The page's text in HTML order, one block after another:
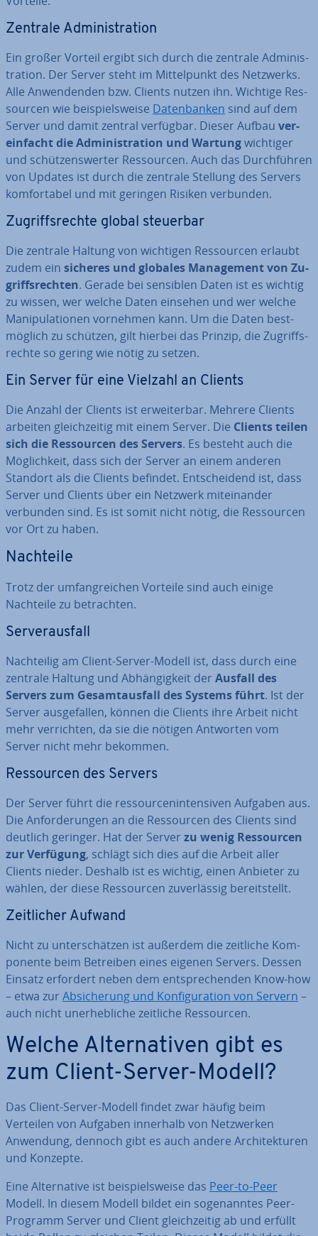
Zentrale Ad­mi­nis­tra­ti­on
Ein großer Vorteil ergibt sich durch die zentrale Ad­mi­nis­
tra­ti­on. Der Server steht im Mit­tel­punkt des Netzwerks.
Alle An­wen­den­den bzw. Clients nutzen ihn. Wichtige Res­
sour­cen wie bei­spiels­wei­se Da­ten­ban­ken sind auf dem
Server und damit zentral verfügbar. Dieser Aufbau ver­
ein­facht die Ad­mi­nis­tra­ti­on und Wartungwichtiger
und schüt­zens­wer­ter Res­sour­cen. Auch das Durch­füh­ren
von Updates ist durch die zentrale Stellung des Servers
kom­for­ta­bel und mit geringen Risiken verbunden.
Zu­griffs­rech­te global steuerbar
Die zentrale Haltung von wichtigen Res­sour­cen erlaubt
zudem ein sicheres und globales Ma­nage­ment von Zu­
griffs­rech­ten. Gerade bei sensiblen Daten ist es wichtig
zu wissen, wer welche Daten einsehen und wer welche
Ma­ni­pu­la­tio­nen vornehmen kann. Um die Daten best­
mög­lich zu schützen, gilt hierbei das Prinzip, die Zu­griffs­
rech­te so gering wie nötig zu setzen.
Ein Server für eine Vielzahl an Clients
Die Anzahl der Clients ist er­wei­ter­bar. Mehrere Clients
arbeiten gleich­zei­tig mit einem Server. Die Clients teilen
sich die Res­sour­cen des Servers. Es besteht auch die
Mög­lich­keit, dass sich der Server an einem anderen
Standort als die Clients befindet. Ent­schei­dend ist, dass
Server und Clients über ein Netzwerk mit­ein­an­der
verbunden sind. Es ist somit nicht nötig, die Res­sour­cen
vor Ort zu haben.
Nachteile
Trotz der um­fang­rei­chen Vorteile sind auch einige
Nachteile zu be­trach­ten.
Ser­ver­aus­fall
Nach­tei­lig am Client-Server-Modell ist, dass durch eine
zentrale Haltung und Ab­hän­gig­keit der Ausfall des
Servers zum Ge­samt­aus­fall des Systems führt. Ist der
Server aus­ge­fal­len, können die Clients ihre Arbeit nicht
mehr ver­rich­ten, da sie die nötigen Antworten vom
Server nicht mehr bekommen.
Res­sour­cen des Servers
Der Server führt die res­sour­cen­in­ten­si­ven Aufgaben aus.
Die An­for­de­run­gen an die Res­sour­cen des Clients sind
deutlich geringer. Hat der Server zu wenig Res­sour­cen
zur Verfügung, schlägt sich dies auf die Arbeit aller
Clients nieder. Deshalb ist es wichtig, einen Anbieter zu
wählen, der diese Res­sour­cen zu­ver­läs­sig be­reit­stellt.
Zeit­li­cher Aufwand
Nicht zu un­ter­schät­zen ist außerdem die zeitliche Kom­
po­nen­te beim Betreiben eines eigenen Servers. Dessen
Einsatz erfordert neben dem ent­spre­chen­den Know-how
– etwa zur Ab­si­che­rung und Kon­fi­gu­ra­ti­on von Servern –
auch nicht un­er­heb­li­che zeitliche Res­sour­cen.
Welche Al­ter­na­ti­ven gibt es
zum Client-Server-Modell?
Das Client-Server-Modell findet zwar häufig beim
Verteilen von Aufgaben innerhalb von Netz­wer­ken
Anwendung, dennoch gibt es auch andere Ar­chi­tek­tu­ren
und Konzepte.
Eine Al­ter­na­ti­ve ist bei­spiels­wei­se das Peer-to-Peer
Modell. In diesem Modell bildet ein so­ge­nann­tes Peer-
Programm Server und Client gleich­zei­tig ab und erfüllt